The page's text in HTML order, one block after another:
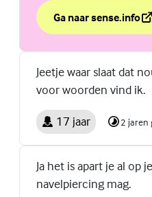
Ga naar sense.info
over Vragen over
(Externe link)
Jeetje waar slaat dat
voor woorden vind ik.
17 jaar 2 jaren
Ja het is apart je al op
navelpiercing mag.